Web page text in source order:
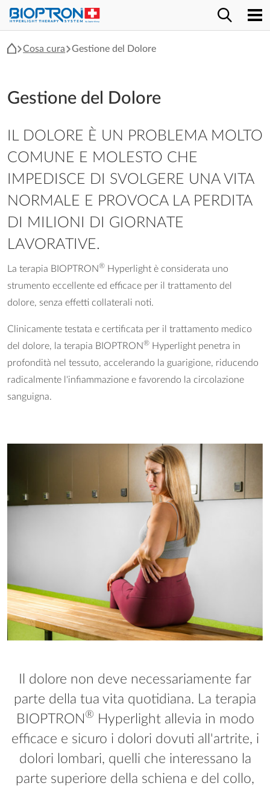
Cosa cura Gestione del Dolore
Gestione del Dolore
IL DOLORE È UN PROBLEMA MOLTO
COMUNE E MOLESTO CHE
IMPEDISCE DI SVOLGERE UNA VITA
NORMALE E PROVOCA LA PERDITA
DI MILIONI DI GIORNATE
LAVORATIVE.
La terapia BIOPTRON® Hyperlight è considerata uno
strumento eccellente ed efficace per il trattamento del
dolore, senza effetti collaterali noti.
Clinicamente testata e certificata per il trattamento medico
del dolore, la terapia BIOPTRON® Hyperlight penetra in
profondità nel tessuto, accelerando la guarigione, riducendo
radicalmente l'infiammazione e favorendo la circolazione
sanguigna.
Il dolore non deve necessariamente far
parte della tua vita quotidiana. La terapia
BIOPTRON ® Hyperlight allevia in modo
efficace e sicuro i dolori dovuti all'artrite, i
dolori lombari, quelli che interessano la
parte superiore della schiena e del collo,